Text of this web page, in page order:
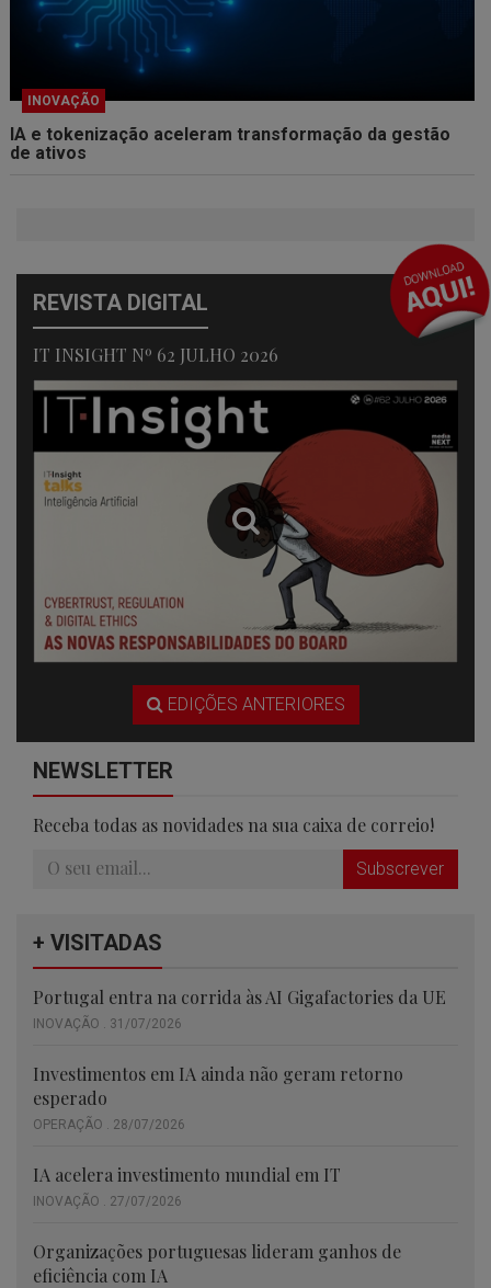
INOVAÇÃO
IA e tokenização aceleram transformação da gestão
de ativos
REVISTA DIGITAL
IT INSIGHT Nº 62 JULHO 2026
EDIÇÕES ANTERIORES
NEWSLETTER
Receba todas as novidades na sua caixa de correio!
Subscrever
+ VISITADAS
Portugal entra na corrida às AI Gigafactories da UE
INOVAÇÃO . 31/07/2026
Investimentos em IA ainda não geram retorno
esperado
OPERAÇÃO . 28/07/2026
IA acelera investimento mundial em IT
INOVAÇÃO . 27/07/2026
Organizações portuguesas lideram ganhos de
eficiência com IA